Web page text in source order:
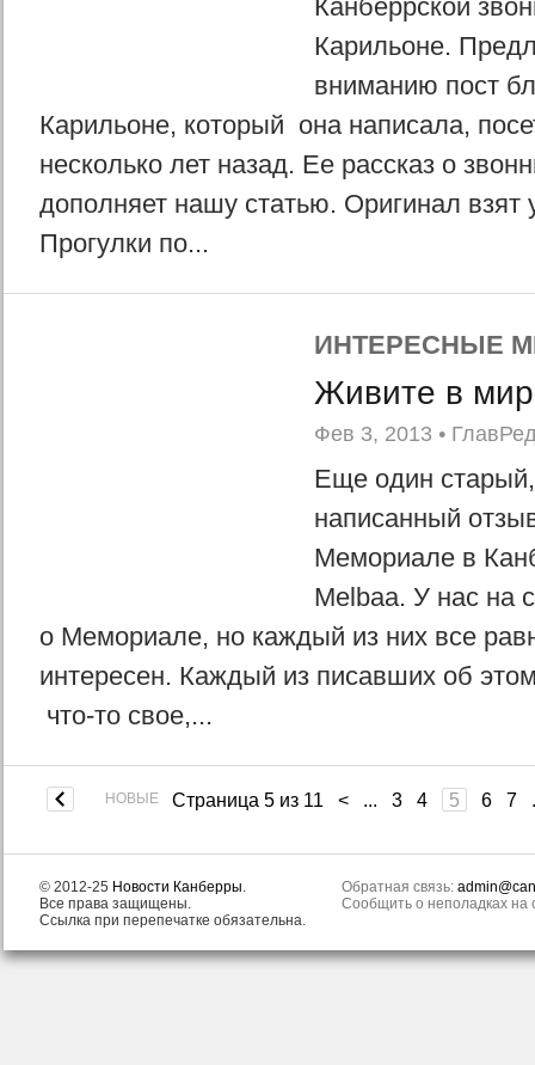
Канберрской
Карильоне.
вниманию пост
Карильоне, который она написала,
несколько лет назад. Ее рассказ о
дополняет нашу статью. Оригинал взят
Прогулки по...
ИНТЕРЕСНЫЕ
Живите в
Фев 3, 2013 •
Еще один
написанный
Мемориале в
Melbaa. У нас на
о Мемориале, но каждый из них все
интересен. Каждый из писавших об
что-то свое,...
Страница 5 из 11 <
НОВЫЕ ... 3 4 5 6 7
© 2012-25 Новости Канберры.
Все права защищены.
Ссылка при перепечатке обязательна.
Обратная связь:
Сообщить о неполадках на